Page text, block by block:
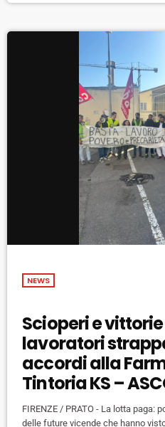
NEWS
Scioperi e
lavoratori
accordi alla
Tintoria KS –
FIRENZE / PRATO - La lotta paga:
delle future vicende che hanno